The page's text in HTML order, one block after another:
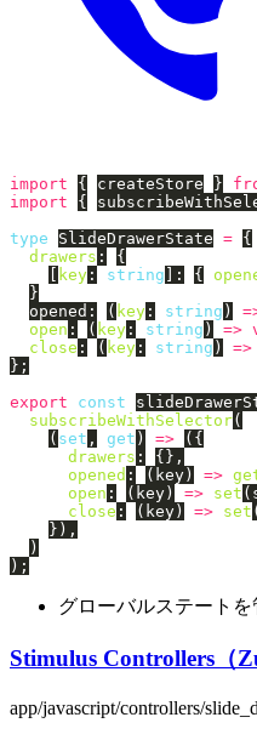
import { createStore }
import
{
type
SlideDrawerState = {
drawers :
{
key : string ]: {
}
opened : ( key : string )
open : ( key : string ) =>
close : ( key : string ) =>
};
export
const
subscribeWithSelector(
( set , get ) =>
({
drawers :
{},
opened : ( key ) =>
open : ( key ) => set (
close : ( key ) => set (
}),
)
);
グローバルステートを
Stimulus Controllers（
app/javascript/controllers/